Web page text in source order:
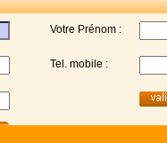
Votre Prénom :
Tel. mobile :